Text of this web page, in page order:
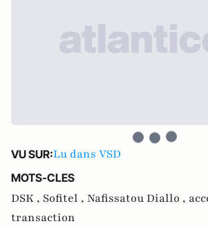
VU SUR:Lu dans VSD
MOTS-CLES
DSK , Sofitel , Nafissatou Diallo ,
transaction